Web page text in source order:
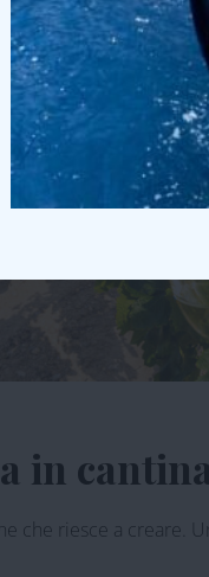
in
che riesce a creare.